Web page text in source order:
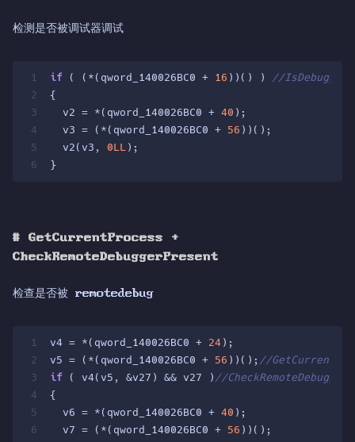
检测是否被调试器调试
1
2
3
4
5
6
if ( (*(qword_140026BC0 + 16 ))() )
//
{
  v2 = *(qword_140026BC0 +
40 );
  v3 = (*(qword_140026BC0 +
56 ))();
  v2(v3,
0LL );
}
# GetCurrentProcess +
CheckRemoteDebuggerPresent
检查是否被 remotedebug
1
2
3
4
5
6
v4 = *(qword_140026BC0 + 24 );
v5 = (*(qword_140026BC0 + 56 ))(); //
if ( v4(v5, &v27) && v27 ) //
{
  v6 = *(qword_140026BC0 +
40 );
  v7 = (*(qword_140026BC0 +
56 ))();